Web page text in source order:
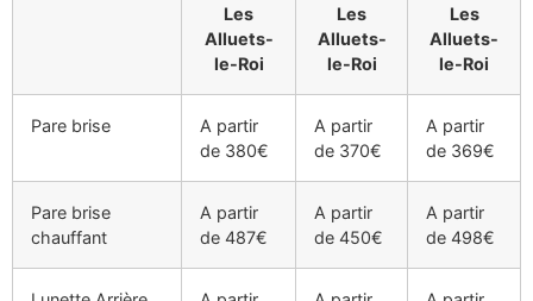
Les
Alluets-
le-Roi
Les
Alluets-
le-Roi
Les
Alluets-
le-Roi
Pare brise
A partir
de 380€
A partir
de 370€
A partir
de 369€
Pare brise
chauffant
A partir
de 487€
A partir
de 450€
A partir
de 498€